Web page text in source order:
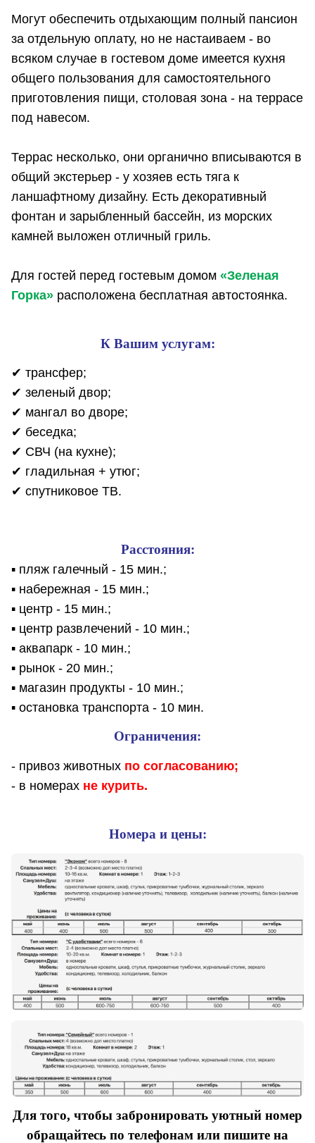
Могут обеспечить отдыхающим полный пансион
за отдельную оплату, но не настаиваем - во
всяком случае в гостевом доме имеется кухня
общего пользования для самостоятельного
приготовления пищи, столовая зона - на террасе
под навесом.
Террас несколько, они органично вписываются в
общий экстерьер - у хозяев есть тяга к
ланшафтному дизайну. Есть декоративный
фонтан и зарыбленный бассейн, из морских
камней выложен отличный гриль.
Для гостей перед гостевым домом «Зеленая
Горка» расположена бесплатная автостоянка.
К Вашим услугам:
✔ трансфер;
✔ зеленый двор;
✔ мангал во дворе;
✔ беседка;
✔ СВЧ (на кухне);
✔ гладильная + утюг;
✔ спутниковое ТВ.
Расстояния:
▪ пляж галечный - 15 мин.;
▪ набережная - 15 мин.;
▪ центр - 15 мин.;
▪ центр развлечений - 10 мин.;
▪ аквапарк - 10 мин.;
▪ рынок - 20 мин.;
▪ магазин продукты - 10 мин.;
▪ остановка транспорта - 10 мин.
Ограничения:
- привоз животных по согласованию;
- в номерах не курить.
Номера и цены:
Для того, чтобы забронировать уютный номер
обращайтесь по телефонам или пишите на